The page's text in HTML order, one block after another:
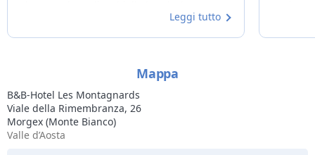
sera si sentiva il profumo delle torte preparate
Leggi tutto
Mappa
B&B-Hotel Les Montagnards
Viale della Rimembranza, 26
Morgex (Monte Bianco)
Valle d’Aosta